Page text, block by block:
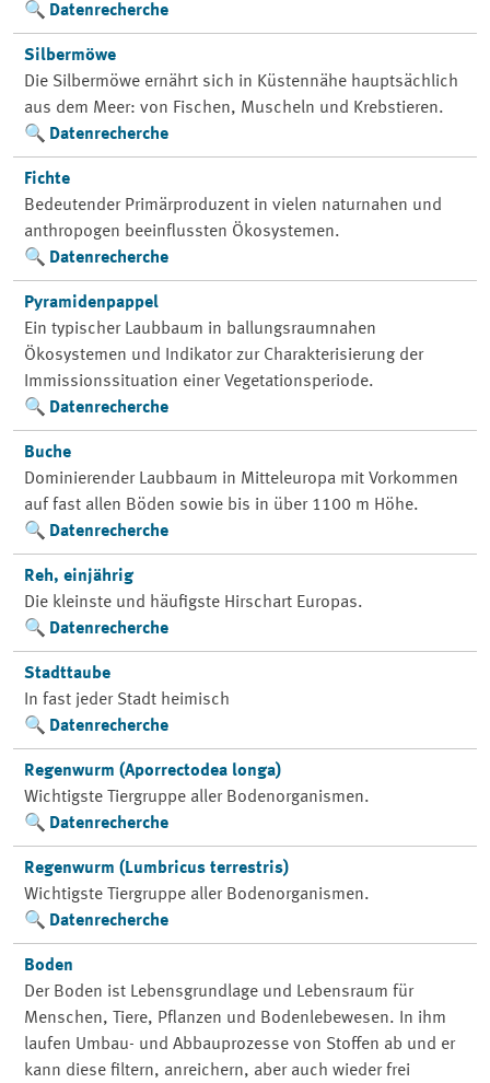
Datenrecherche
Silbermöwe
Die Silbermöwe ernährt sich in Küstennähe hauptsächlich
aus dem Meer: von Fischen, Muscheln und Krebstieren.
Datenrecherche
Fichte
Bedeutender Primärproduzent in vielen naturnahen und
anthropogen beeinflussten Ökosystemen.
Datenrecherche
Pyramidenpappel
Ein typischer Laubbaum in ballungsraumnahen
Ökosystemen und Indikator zur Charakterisierung der
Immissionssituation einer Vegetationsperiode.
Datenrecherche
Buche
Dominierender Laubbaum in Mitteleuropa mit Vorkommen
auf fast allen Böden sowie bis in über 1100 m Höhe.
Datenrecherche
Reh, einjährig
Die kleinste und häufigste Hirschart Europas.
Datenrecherche
Stadttaube
In fast jeder Stadt heimisch
Datenrecherche
Regenwurm (Aporrectodea longa)
Wichtigste Tiergruppe aller Bodenorganismen.
Datenrecherche
Regenwurm (Lumbricus terrestris)
Wichtigste Tiergruppe aller Bodenorganismen.
Datenrecherche
Boden
Der Boden ist Lebensgrundlage und Lebensraum für
Menschen, Tiere, Pflanzen und Bodenlebewesen. In ihm
laufen Umbau- und Abbauprozesse von Stoffen ab und er
kann diese filtern, anreichern, aber auch wieder frei